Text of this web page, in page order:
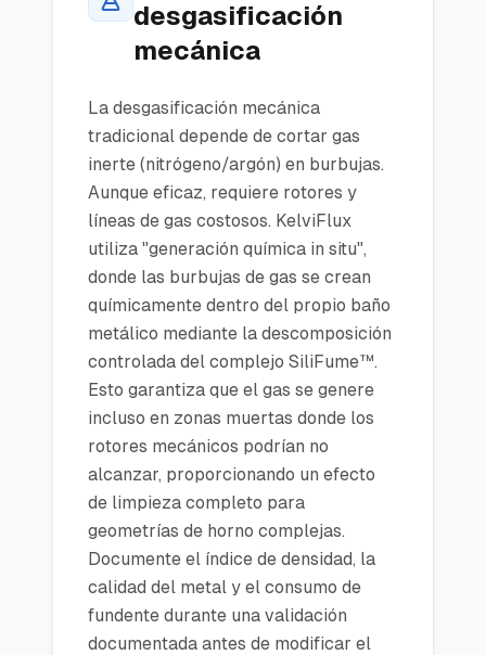
desgasificación
mecánica
La desgasificación mecánica
tradicional depende de cortar gas
inerte (nitrógeno/argón) en burbujas.
Aunque eficaz, requiere rotores y
líneas de gas costosos. KelviFlux
utiliza "generación química in situ",
donde las burbujas de gas se crean
químicamente dentro del propio baño
metálico mediante la descomposición
controlada del complejo SiliFume™.
Esto garantiza que el gas se genere
incluso en zonas muertas donde los
rotores mecánicos podrían no
alcanzar, proporcionando un efecto
de limpieza completo para
geometrías de horno complejas.
Documente el índice de densidad, la
calidad del metal y el consumo de
fundente durante una validación
documentada antes de modificar el